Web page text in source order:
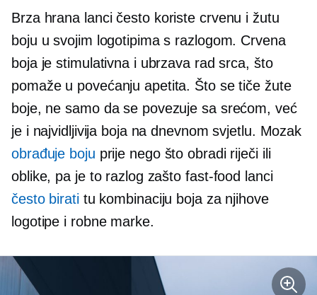
Brza hrana lanci često koriste crvenu i žutu
boju u svojim logotipima s razlogom. Crvena
boja je stimulativna i ubrzava rad srca, što
pomaže u povećanju apetita. Što se tiče žute
boje, ne samo da se povezuje sa srećom, već
je i najvidljivija boja na dnevnom svjetlu. Mozak
obrađuje boju prije nego što obradi riječi ili
oblike, pa je to razlog zašto fast-food lanci
često biratitu kombinaciju boja za njihove
logotipe i robne marke.